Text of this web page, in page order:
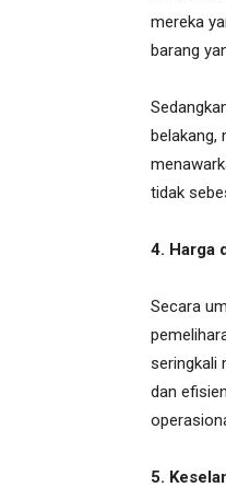
mereka
barang
belakang,
tidak
4. Harga
Secara
seringkali
dan
5.